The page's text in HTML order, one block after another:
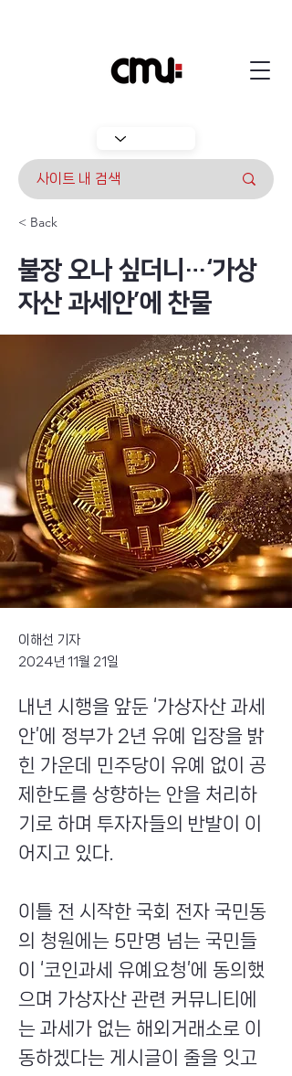
< Back
불장 오나 싶더니…‘가상
자산 과세안’에 찬물
이해선 기자
2024년 11월 21일
내년 시행을 앞둔 ‘가상자산 과세
안’에 정부가 2년 유예 입장을 밝
힌 가운데 민주당이 유예 없이 공
제한도를 상향하는 안을 처리하
기로 하며 투자자들의 반발이 이
어지고 있다.
이틀 전 시작한 국회 전자 국민동
의 청원에는 5만명 넘는 국민들
이 ‘코인과세 유예요청’에 동의했
으며 가상자산 관련 커뮤니티에
는 과세가 없는 해외거래소로 이
동하겠다는 게시글이 줄을 잇고